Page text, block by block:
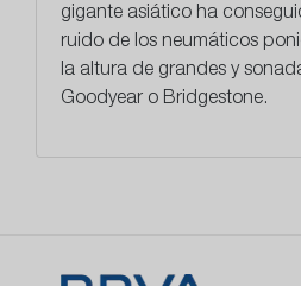
gigante asiático ha
ruido de los neumáticos
la altura de grandes y
Goodyear o Bridgestone.